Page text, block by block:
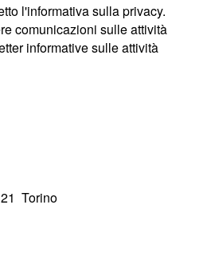
l'informativa sulla privacy.
comunicazioni sulle attività
informative sulle attività
Torino